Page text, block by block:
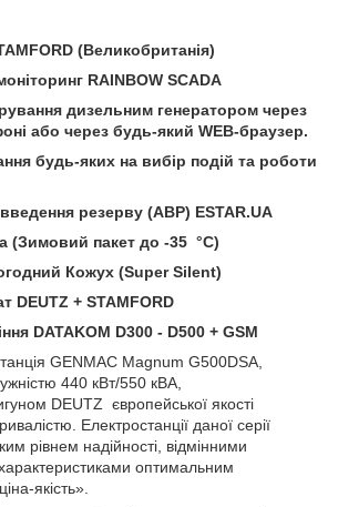
(Великобританія)
RAINBOW SCADA
дизельним генератором через
або через будь-який WEB-браузер.
будь-яких на вибір подій та роботи
введення резерву (АВР) ESTAR.UA
(Зимовий пакет до -35 °C)
Кожух (Super Silent)
DEUTZ + STAMFORD
DATAKOM D300 - D500 + GSM
GENMAC Magnum G500DSA,
440 кВт/550 кВА,
DEUTZ європейської якості
Електростанції даної серії
рівнем надійності, відмінними
оптимальним
якість».